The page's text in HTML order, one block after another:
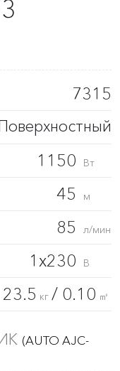
7315
1150 Вт
45 м
85 л/мин
1x230 В
23.5 кг / 0.10 ㎥
(AUTO AJC-